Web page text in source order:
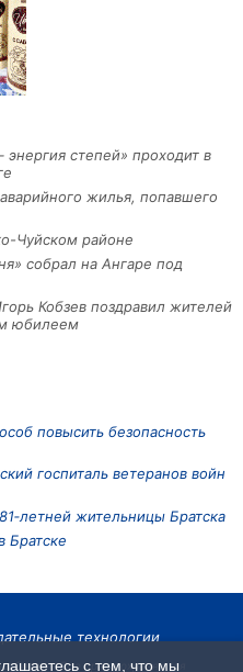
энергия степей» проходит в
жилья, попавшего
Чуйском районе
собрал на Ангаре под
Кобзев поздравил жителей
юбилеем
повысить безопасность
госпиталь ветеранов войн
жительницы Братска
Братске
технологии
Север». Все права охраняются
с тем, что мы